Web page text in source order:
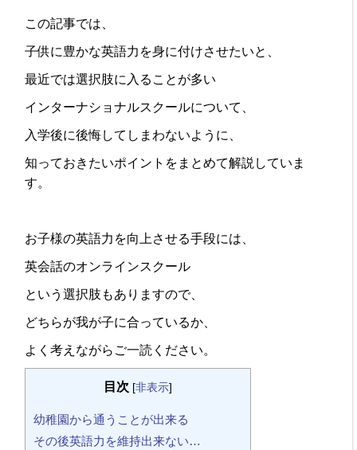
この記事では、
子供に豊かな英語力を身に付けさせたいと、
最近では選択肢に入ることが多い
インターナショナルスクールについて、
入学後に後悔してしまわないように、
知っておきたいポイントをまとめて解説していま
す。
お子様の英語力を向上させる手段には、
英会話のオンラインスクール
という選択肢もありますので、
どちらが我が子に合っているか、
よく考えながらご一読ください。
目次 [非表示]
幼稚園から通うことが出来る
その後英語力を維持出来ない…